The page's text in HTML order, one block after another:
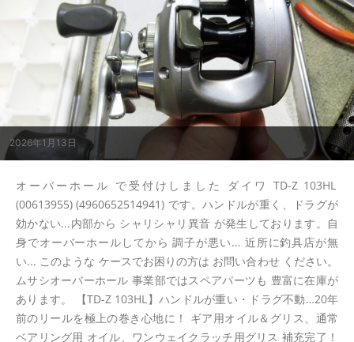
2026年1月13日
オーバーホール で受付けしました ダイワ TD-Z 103HL
(00613955) (4960652514941) です。ハンドルが重く、ドラグが
効かない...内部から シャリシャリ異音 が発生しております。自
身でオーバーホールしてから 調子が悪い... 近所に釣具店が無
い... このような ケースでお困りの方は お問い合わせ ください。
ムサシオーバーホール 事業部ではスペアパーツも 豊富に在庫が
あります。 【TD-Z 103HL】ハンドルが重い・ドラグ不動…20年
前のリールを極上の巻き心地に！ ギア用オイル＆グリス、通常
ベアリング用 オイル、ワンウェイクラッチ用グリス 補充完了！